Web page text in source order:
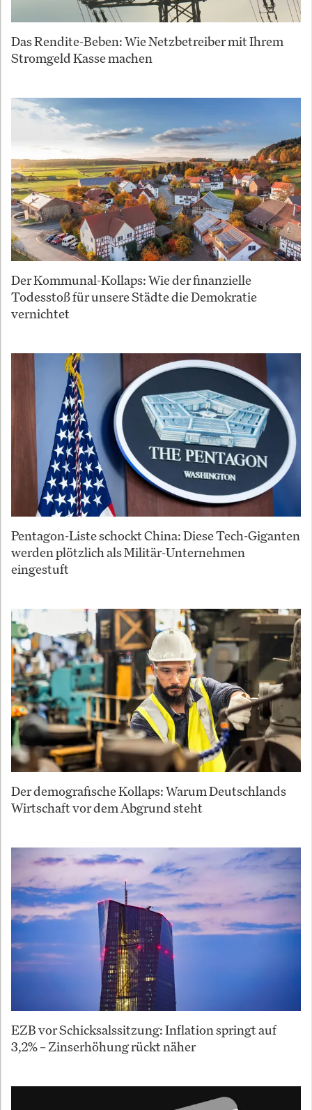
Das Rendite-Beben: Wie Netzbetreiber mit Ihrem
Stromgeld Kasse machen
Der Kommunal-Kollaps: Wie der finanzielle
Todesstoß für unsere Städte die Demokratie
vernichtet
Pentagon-Liste schockt China: Diese Tech-Giganten
werden plötzlich als Militär-Unternehmen
eingestuft
Der demografische Kollaps: Warum Deutschlands
Wirtschaft vor dem Abgrund steht
EZB vor Schicksalssitzung: Inflation springt auf
3,2% – Zinserhöhung rückt näher